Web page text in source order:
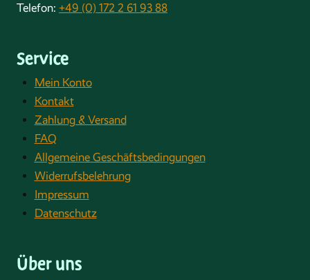
Telefon: +49 (0) 172 2 61 93 88
Service
Mein Konto
Kontakt
Zahlung & Versand
FAQ
Allgemeine Geschäftsbedingungen
Widerrufsbelehrung
Impressum
Datenschutz
Über uns